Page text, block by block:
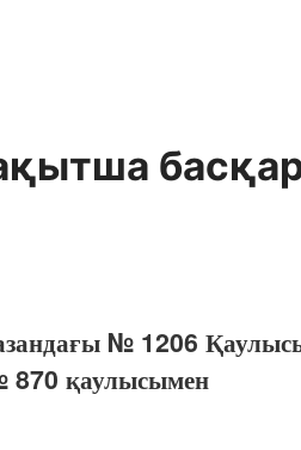
№ 1206
870 қаулысымен